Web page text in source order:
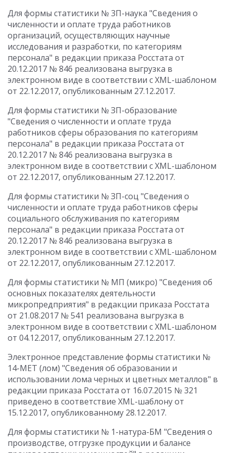
Для формы статистики № 3П-наука "Сведения о
численности и оплате труда работников
организаций, осуществляющих научные
исследования и разработки, по категориям
персонала" в редакции приказа Росстата от
20.12.2017 № 846 реализована выгрузка в
электронном виде в соответствии с XML-шаблоном
от 22.12.2017, опубликованным 27.12.2017.
Для формы статистики № ЗП-образование
"Сведения о численности и оплате труда
работников сферы образования по категориям
персонала" в редакции приказа Росстата от
20.12.2017 № 846 реализована выгрузка в
электронном виде в соответствии с XML-шаблоном
от 22.12.2017, опубликованным 27.12.2017.
Для формы статистики № ЗП-соц "Сведения о
численности и оплате труда работников сферы
социального обслуживания по категориям
персонала" в редакции приказа Росстата от
20.12.2017 № 846 реализована выгрузка в
электронном виде в соответствии с XML-шаблоном
от 22.12.2017, опубликованным 27.12.2017.
Для формы статистики № МП (микро) "Сведения об
основных показателях деятельности
микропредприятия" в редакции приказа Росстата
от 21.08.2017 № 541 реализована выгрузка в
электронном виде в соответствии с XML-шаблоном
от 04.12.2017, опубликованным 27.12.2017.
Электронное представление формы статистики №
14-МЕТ (лом) "Сведения об образовании и
использовании лома черных и цветных металлов" в
редакции приказа Росстата от 16.07.2015 № 321
приведено в соответствие XML-шаблону от
15.12.2017, опубликованному 28.12.2017.
Для формы статистики № 1-натура-БМ "Сведения о
производстве, отгрузке продукции и балансе